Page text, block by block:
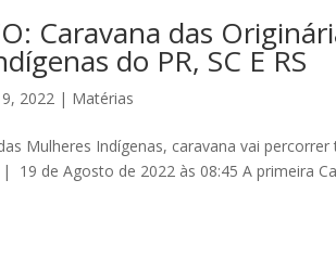
Caravana das
do PR, SC E RS
2022 | Matérias
Mulheres Indígenas, caravana vai
19 de Agosto de 2022 às 08:45 A primeira